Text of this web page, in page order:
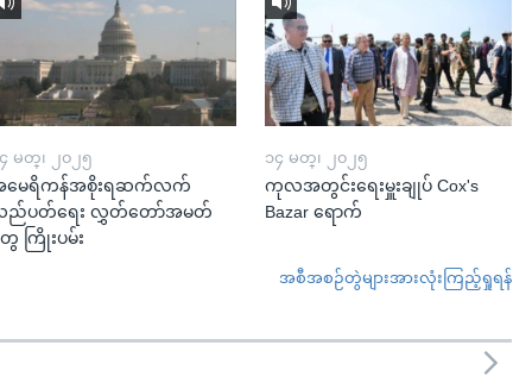
မတ္၊ ၂၀၂၅
မေရိကန်အစိုးရဆက်လက်
ည်ပတ်ရေး လွှတ်တော်အမတ်
ကြိုးပမ်း
၁၄ မတ္၊ ၂၀၂၅
ကုလအတွင်းရေးမှူးချုပ် Cox's
Bazar ရောက်
အစီအစဉ်တွဲများအားလုံးကြည့်ရှုရန်